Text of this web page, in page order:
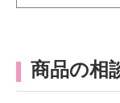
商品の相